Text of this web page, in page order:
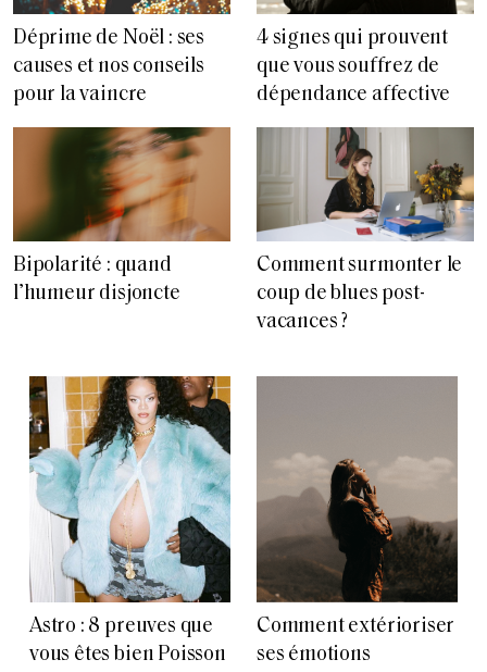
Déprime de Noël : ses
causes et nos conseils
pour la vaincre
4 signes qui prouvent
que vous souffrez de
dépendance affective
Bipolarité : quand
l’humeur disjoncte
Comment surmonter le
coup de blues post-
vacances ?
Astro : 8 preuves que
vous êtes bien Poisson
Comment extérioriser
ses émotions